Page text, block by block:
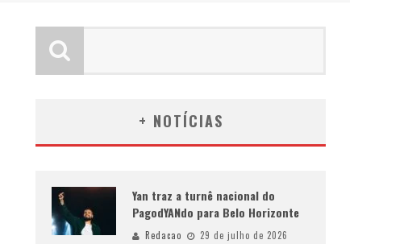
+ NOTÍCIAS
Yan traz a turnê nacional do
PagodYANdo para Belo Horizonte
Redacao 29 de julho de 2026